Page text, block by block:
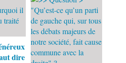
dire